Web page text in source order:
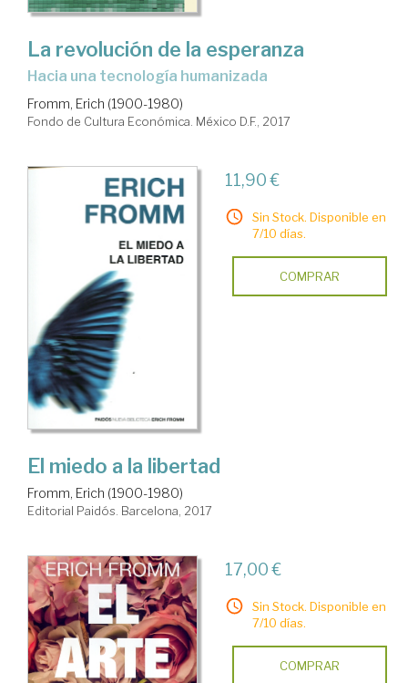
La revolución de la esperanza
hacia una tecnología humanizada
Fromm, Erich (1900-1980)
Fondo de Cultura Económica. México D.F., 2017
11,90 €
Sin Stock. Disponible en
7/10 días.
COMPRAR
El miedo a la libertad
Fromm, Erich (1900-1980)
Editorial Paidós. Barcelona, 2017
17,00 €
Sin Stock. Disponible en
7/10 días.
COMPRAR